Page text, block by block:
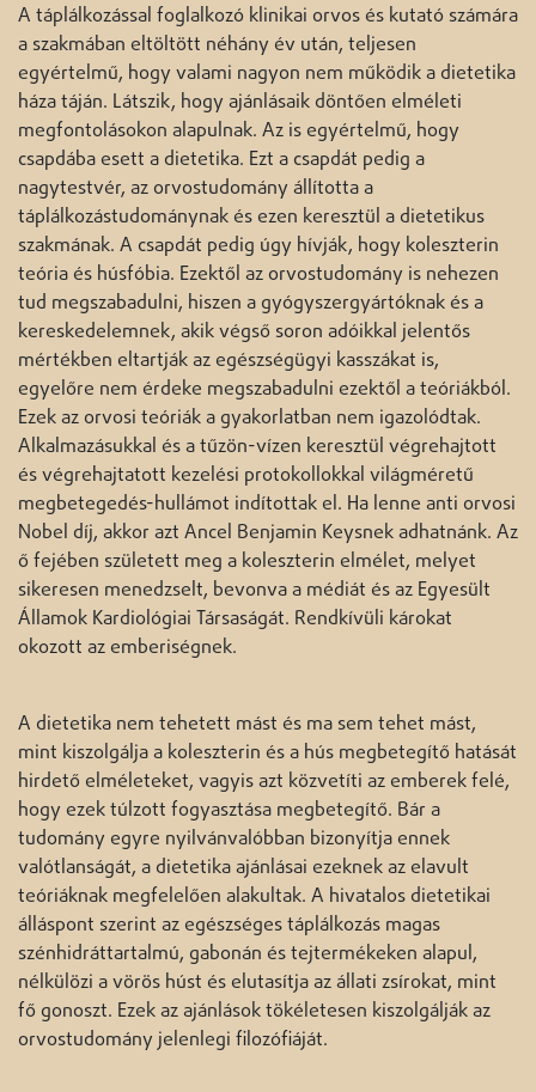
A táplálkozással foglalkozó klinikai orvos és kutató számára
a szakmában eltöltött néhány év után, teljesen
egyértelmű, hogy valami nagyon nem működik a dietetika
háza táján. Látszik, hogy ajánlásaik döntően elméleti
megfontolásokon alapulnak. Az is egyértelmű, hogy
csapdába esett a dietetika. Ezt a csapdát pedig a
nagytestvér, az orvostudomány állította a
táplálkozástudománynak és ezen keresztül a dietetikus
szakmának. A csapdát pedig úgy hívják, hogy koleszterin
teória és húsfóbia. Ezektől az orvostudomány is nehezen
tud megszabadulni, hiszen a gyógyszergyártóknak és a
kereskedelemnek, akik végső soron adóikkal jelentős
mértékben eltartják az egészségügyi kasszákat is,
egyelőre nem érdeke megszabadulni ezektől a teóriákból.
Ezek az orvosi teóriák a gyakorlatban nem igazolódtak.
Alkalmazásukkal és a tűzön-vízen keresztül végrehajtott
és végrehajtatott kezelési protokollokkal világméretű
megbetegedés-hullámot indítottak el. Ha lenne anti orvosi
Nobel díj, akkor azt Ancel Benjamin Keysnek adhatnánk. Az
ő fejében született meg a koleszterin elmélet, melyet
sikeresen menedzselt, bevonva a médiát és az Egyesült
Államok Kardiológiai Társaságát. Rendkívüli károkat
okozott az emberiségnek.
A dietetika nem tehetett mást és ma sem tehet mást,
mint kiszolgálja a koleszterin és a hús megbetegítő hatását
hirdető elméleteket, vagyis azt közvetíti az emberek felé,
hogy ezek túlzott fogyasztása megbetegítő. Bár a
tudomány egyre nyilvánvalóbban bizonyítja ennek
valótlanságát, a dietetika ajánlásai ezeknek az elavult
teóriáknak megfelelően alakultak. A hivatalos dietetikai
álláspont szerint az egészséges táplálkozás magas
szénhidráttartalmú, gabonán és tejtermékeken alapul,
nélkülözi a vörös húst és elutasítja az állati zsírokat, mint
fő gonoszt. Ezek az ajánlások tökéletesen kiszolgálják az
orvostudomány jelenlegi filozófiáját.